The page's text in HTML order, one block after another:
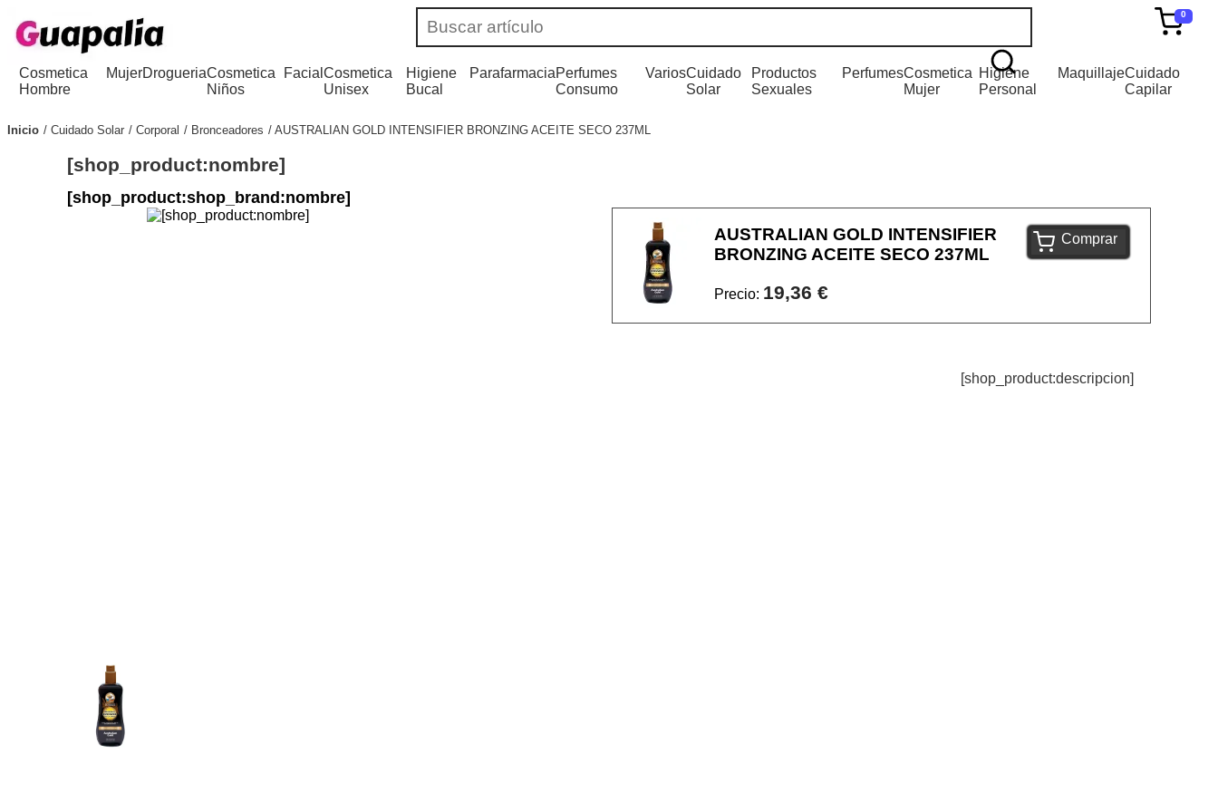
0
Cosmetica
Hombre
MujerDrogueriaCosmetica
Niños
FacialCosmetica
Unisex
Higiene
Bucal
ParafarmaciaPerfumes
Consumo
VariosCuidado
Solar
Productos
Sexuales
PerfumesCosmetica
Mujer
Higiene
Personal
MaquillajeCuidado
Capilar
Inicio Cuidado Solar Corporal Bronceadores AUSTRALIAN GOLD INTENSIFIER BRONZING ACEITE SECO 237ML
[shop_product:nombre]
[shop_product:shop_brand:nombre]
AUSTRALIAN GOLD INTENSIFIER
BRONZING ACEITE SECO 237ML
Precio: 19,36 €
Comprar
[shop_product:descripcion]